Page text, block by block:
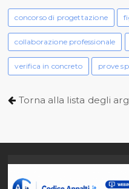
concorso di progettazione
collaborazione professionale
verifica in concreto prove
Torna alla lista degli